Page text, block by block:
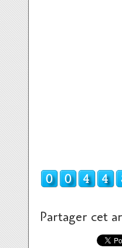
Partager cet